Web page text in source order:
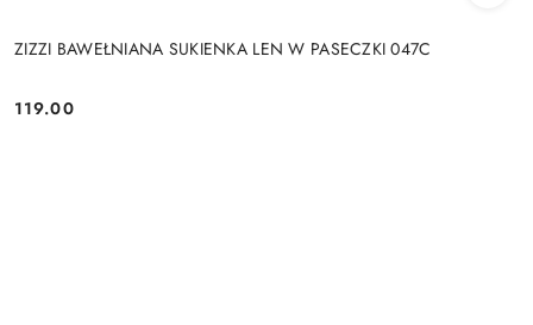
ZIZZI BAWEŁNIANA SUKIENKA LEN W PASECZKI 047C
Cena:
119.00